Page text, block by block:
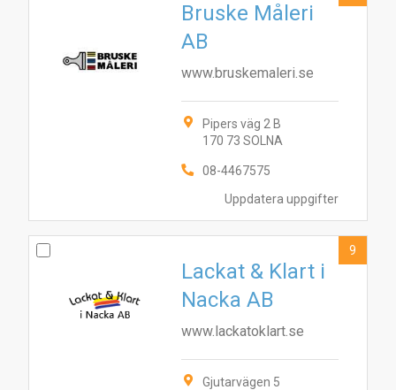
Uppdatera uppgifter
Bruske Måleri
AB
www.bruskemaleri.se
Pipers väg 2 B
170 73 SOLNA
08-4467575
Lackat & Klart i
Nacka AB
www.lackatoklart.se
Gjutarvägen 5
9